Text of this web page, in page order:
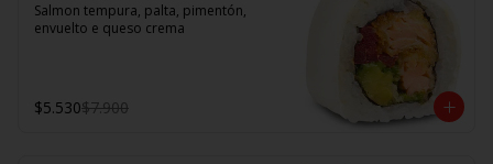
Salmon tempura, palta, pimentón,
envuelto e queso crema
$5.530$7.900